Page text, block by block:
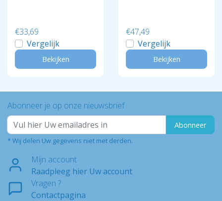
€33,69
Vergelijk
Bekijken
€47,49
Vergelijk
Bekijken
Abonneer je op onze nieuwsbrief
Abonneer
* Wij delen Uw gegevens niet met derden.
Mijn account
Raadpleeg hier Uw account
Vragen ?
Contactpagina